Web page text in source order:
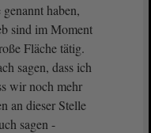
haben,
sind im Moment
Fläche tätig.
sagen, dass ich
wir noch mehr
an dieser Stelle
sagen -